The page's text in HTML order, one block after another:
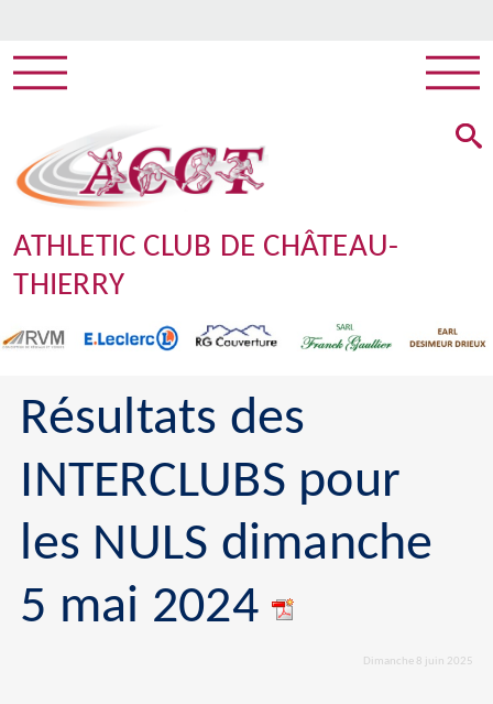
ATHLETIC CLUB DE CHÂTEAU-
THIERRY
Résultats des
INTERCLUBS pour
les NULS dimanche
5 mai 2024
Dimanche 8 juin 2025